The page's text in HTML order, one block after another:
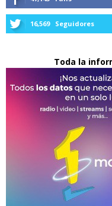
16,569 Seguidores
Toda la